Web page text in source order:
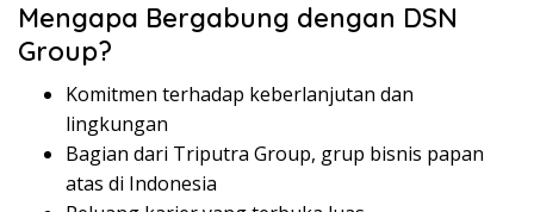
Mengapa Bergabung dengan DSN
Group?
Komitmen terhadap keberlanjutan dan
lingkungan
Bagian dari Triputra Group, grup bisnis papan
atas di Indonesia